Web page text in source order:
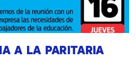
A LA PARITARIA